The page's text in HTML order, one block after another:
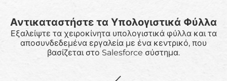
Αντικαταστήστε τα Υπολογιστικά Φύλλα
Εξαλείψτε τα χειροκίνητα υπολογιστικά φύλλα και τα
αποσυνδεδεμένα εργαλεία με ένα κεντρικό, που
βασίζεται στο Salesforce σύστημα.